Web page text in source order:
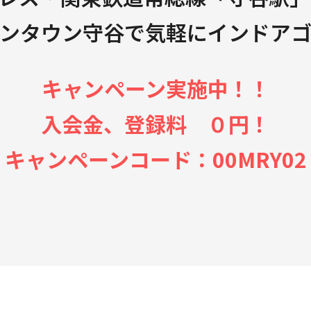
タウン守谷で気軽にインドア
キャンペーン実施中！！
入会金、登録料 ０円！
キャンペーンコード：00MRY02